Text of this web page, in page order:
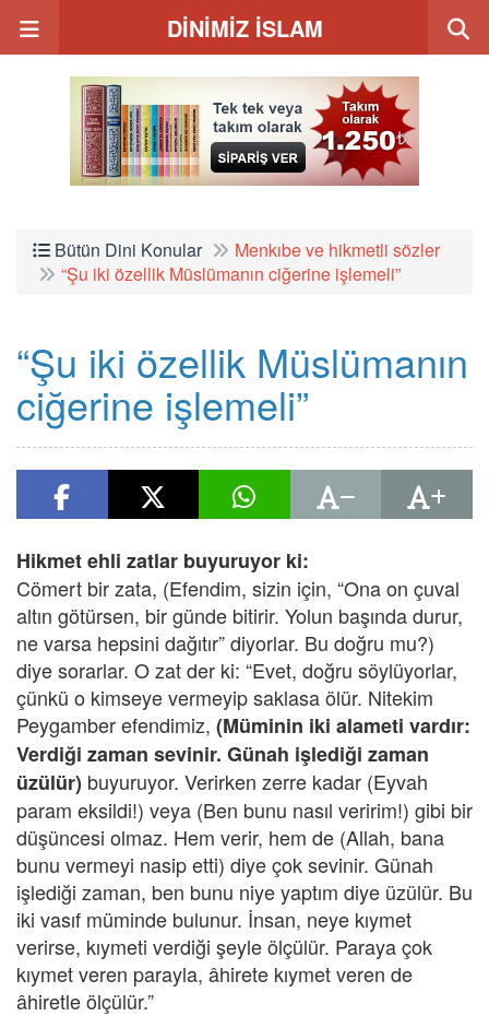
DİNİMİZ İSLAM
Bütün Dini Konular
Menkıbe ve hikmetli sözler
“Şu iki özellik Müslümanın ciğerine işlemeli”
“Şu iki özellik Müslümanın
ciğerine işlemeli”
Hikmet ehli zatlar buyuruyor ki:
Cömert bir zata, (Efendim, sizin için, “Ona on çuval
altın götürsen, bir günde bitirir. Yolun başında durur,
ne varsa hepsini dağıtır” diyorlar. Bu doğru mu?)
diye sorarlar. O zat der ki: “Evet, doğru söylüyorlar,
çünkü o kimseye vermeyip saklasa ölür. Nitekim
Peygamber efendimiz, (Müminin iki alameti vardır:
Verdiği zaman sevinir. Günah işlediği zaman
üzülür) buyuruyor. Verirken zerre kadar (Eyvah
param eksildi!) veya (Ben bunu nasıl veririm!) gibi bir
düşüncesi olmaz. Hem verir, hem de (Allah, bana
bunu vermeyi nasip etti) diye çok sevinir. Günah
işlediği zaman, ben bunu niye yaptım diye üzülür. Bu
iki vasıf müminde bulunur. İnsan, neye kıymet
verirse, kıymeti verdiği şeyle ölçülür. Paraya çok
kıymet veren parayla, âhirete kıymet veren de
âhiretle ölçülür.”